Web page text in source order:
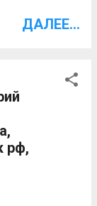
по
ДАЛЕЕ...
рф,